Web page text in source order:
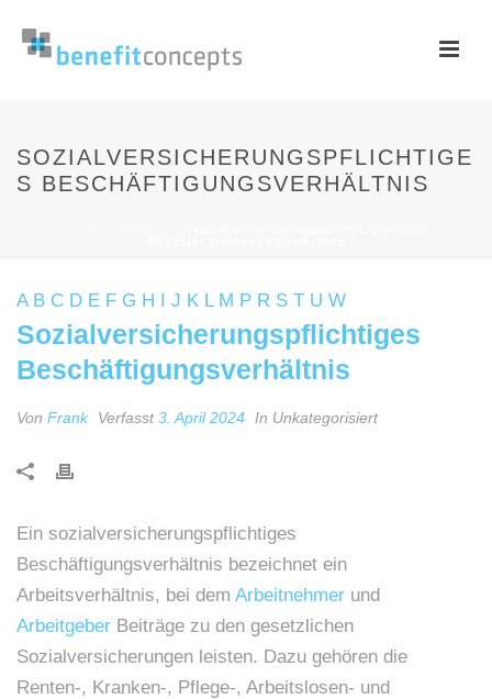
SOZIALVERSICHERUNGSPFLICHTIGE
S BESCHÄFTIGUNGSVERHÄLTNIS
A B C D E F G H I J K L M P R S T U W
Sozialversicherungspflichtiges
Beschäftigungsverhältnis
Von Frank Verfasst3. April 2024 In Unkategorisiert
Ein sozialversicherungspflichtiges
Beschäftigungsverhältnis bezeichnet ein
Arbeitsverhältnis, bei dem Arbeitnehmer und
Arbeitgeber Beiträge zu den gesetzlichen
Sozialversicherungen leisten. Dazu gehören die
Renten-, Kranken-, Pflege-, Arbeitslosen- und